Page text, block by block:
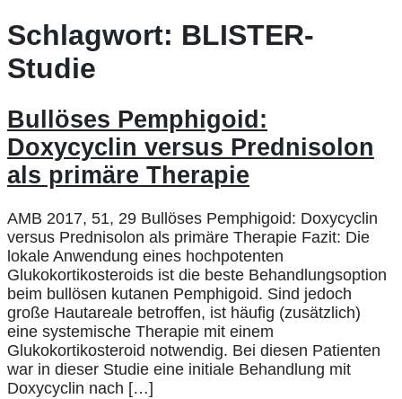
Schlagwort: BLISTER-
Studie
Bullöses Pemphigoid:
Doxycyclin versus Prednisolon
als primäre Therapie
AMB 2017, 51, 29 Bullöses Pemphigoid: Doxycyclin
versus Prednisolon als primäre Therapie Fazit: Die
lokale Anwendung eines hochpotenten
Glukokortikosteroids ist die beste Behandlungsoption
beim bullösen kutanen Pemphigoid. Sind jedoch
große Hautareale betroffen, ist häufig (zusätzlich)
eine systemische Therapie mit einem
Glukokortikosteroid notwendig. Bei diesen Patienten
war in dieser Studie eine initiale Behandlung mit
Doxycyclin nach […]